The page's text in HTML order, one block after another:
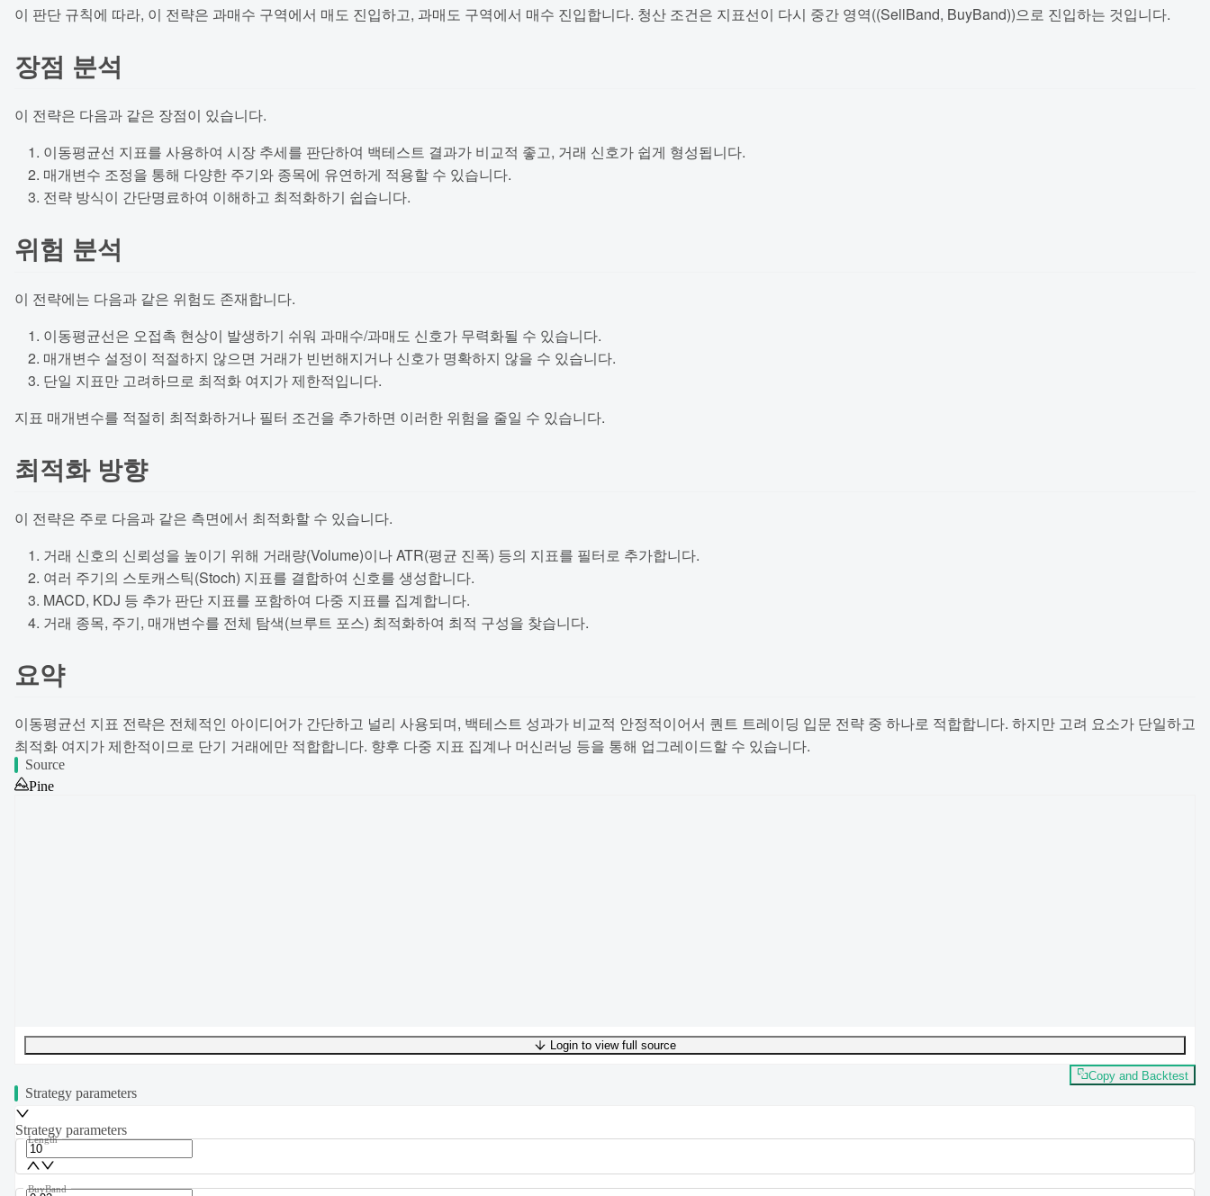
이 판단 규칙에 따라, 이 전략은 과매수 구역에서 매도 진입하고, 과매도 구역에서 매수 진입합니다. 청산 조건은 지표선이 다시 중간 영역((SellBand, BuyBand))으로 진입하는 것입니다.
장점 분석
이 전략은 다음과 같은 장점이 있습니다.
이동평균선 지표를 사용하여 시장 추세를 판단하여 백테스트 결과가 비교적 좋고, 거래 신호가 쉽게 형성됩니다.
매개변수 조정을 통해 다양한 주기와 종목에 유연하게 적용할 수 있습니다.
전략 방식이 간단명료하여 이해하고 최적화하기 쉽습니다.
위험 분석
이 전략에는 다음과 같은 위험도 존재합니다.
이동평균선은 오접촉 현상이 발생하기 쉬워 과매수/과매도 신호가 무력화될 수 있습니다.
매개변수 설정이 적절하지 않으면 거래가 빈번해지거나 신호가 명확하지 않을 수 있습니다.
단일 지표만 고려하므로 최적화 여지가 제한적입니다.
지표 매개변수를 적절히 최적화하거나 필터 조건을 추가하면 이러한 위험을 줄일 수 있습니다.
최적화 방향
이 전략은 주로 다음과 같은 측면에서 최적화할 수 있습니다.
거래 신호의 신뢰성을 높이기 위해 거래량(Volume)이나 ATR(평균 진폭) 등의 지표를 필터로 추가합니다.
여러 주기의 스토캐스틱(Stoch) 지표를 결합하여 신호를 생성합니다.
MACD, KDJ 등 추가 판단 지표를 포함하여 다중 지표를 집계합니다.
거래 종목, 주기, 매개변수를 전체 탐색(브루트 포스) 최적화하여 최적 구성을 찾습니다.
요약
이동평균선 지표 전략은 전체적인 아이디어가 간단하고 널리 사용되며, 백테스트 성과가 비교적 안정적이어서 퀀트 트레이딩 입문 전략 중 하나로 적합합니다. 하지만 고려 요소가 단일하고
최적화 여지가 제한적이므로 단기 거래에만 적합합니다. 향후 다중 지표 집계나 머신러닝 등을 통해 업그레이드할 수 있습니다.
Source
Pine
UTF-8309 bytes38 words0 linesLn 1,Col 0
Login to view full source
Copy and Backtest
Strategy parameters
Strategy parameters
Length
BuyBand